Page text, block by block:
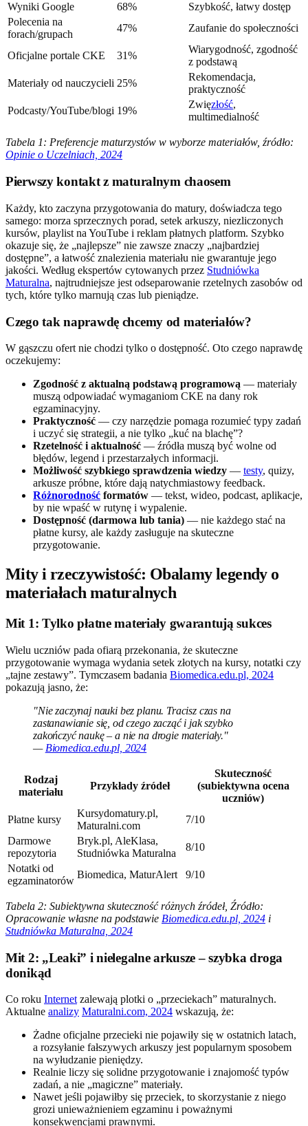
Wyniki Google
68%
Szybkość, łatwy dostęp
Polecenia na
forach/grupach
47% Zaufanie do społeczności
Oficjalne portale CKE 31%
Wiarygodność, zgodność
z podstawą
Materiały od nauczycieli 25%
Rekomendacja,
praktyczność
Podcasty/YouTube/blogi 19%
Zwięzłość,
multimedialność
Tabela 1: Preferencje maturzystów w wyborze materiałów, źródło:
Opinie o Uczelniach, 2024
Pierwszy kontakt z maturalnym chaosem
Każdy, kto zaczyna przygotowania do matury, doświadcza tego
samego: morza sprzecznych porad, setek arkuszy, niezliczonych
kursów, playlist na YouTube i reklam płatnych platform. Szybko
okazuje się, że „najlepsze” nie zawsze znaczy „najbardziej
dostępne”, a łatwość znalezienia materiału nie gwarantuje jego
jakości. Według ekspertów cytowanych przez Studniówka
Maturalna, najtrudniejsze jest odseparowanie rzetelnych zasobów od
tych, które tylko marnują czas lub pieniądze.
Czego tak naprawdę chcemy od materiałów?
W gąszczu ofert nie chodzi tylko o dostępność. Oto czego naprawdę
oczekujemy:
Zgodność z aktualną podstawą programową — materiały
muszą odpowiadać wymaganiom CKE na dany rok
egzaminacyjny.
Praktyczność — czy narzędzie pomaga rozumieć typy zadań
i uczyć się strategii, a nie tylko „kuć na blachę”?
Rzetelność i aktualność — źródła muszą być wolne od
błędów, legend i przestarzałych informacji.
Możliwość szybkiego sprawdzenia wiedzy — testy, quizy,
arkusze próbne, które dają natychmiastowy feedback.
Różnorodność formatów — tekst, wideo, podcast, aplikacje,
by nie wpaść w rutynę i wypalenie.
Dostępność (darmowa lub tania) — nie każdego stać na
płatne kursy, ale każdy zasługuje na skuteczne
przygotowanie.
Mity i rzeczywistość: Obalamy legendy o
materiałach maturalnych
Mit 1: Tylko płatne materiały gwarantują sukces
Wielu uczniów pada ofiarą przekonania, że skuteczne
przygotowanie wymaga wydania setek złotych na kursy, notatki czy
„tajne zestawy”. Tymczasem badania Biomedica.edu.pl, 2024
pokazują jasno, że:
"Nie zaczynaj nauki bez planu. Tracisz czas na
zastanawianie się, od czego zacząć i jak szybko
zakończyć naukę – a nie na drogie materiały."
— Biomedica.edu.pl, 2024
Rodzaj
materiału
Przykłady źródeł
Skuteczność
(subiektywna ocena
uczniów)
Płatne kursy
Kursydomatury.pl,
Maturalni.com
7/10
Darmowe
repozytoria
Bryk.pl, AleKlasa,
Studniówka Maturalna
8/10
Notatki od
egzaminatorów
Biomedica, MaturAlert 9/10
Tabela 2: Subiektywna skuteczność różnych źródeł, Źródło:
Opracowanie własne na podstawie Biomedica.edu.pl, 2024 i
Studniówka Maturalna, 2024
Mit 2: „Leaki” i nielegalne arkusze – szybka droga
donikąd
Co roku Internet zalewają plotki o „przeciekach” maturalnych.
Aktualne analizy Maturalni.com, 2024 wskazują, że:
Żadne oficjalne przecieki nie pojawiły się w ostatnich latach,
a rozsyłanie fałszywych arkuszy jest popularnym sposobem
na wyłudzanie pieniędzy.
Realnie liczy się solidne przygotowanie i znajomość typów
zadań, a nie „magiczne” materiały.
Nawet jeśli pojawiłby się przeciek, to skorzystanie z niego
grozi unieważnieniem egzaminu i poważnymi
konsekwencjami prawnymi.